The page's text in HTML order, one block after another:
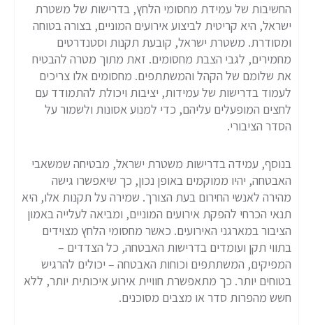
החשיבות של עמידת מחסומי הלחץ, בדרישות של משטרת
ישראל, היא קריטית לביצוע אירועים המוניים, בצורה בטוחה
ומסודרת. משטרת ישראל, קובעת תקנות וסטנדרטים
מחמירים, לגבי הצבת מחסומים. זאת מתוך מטרה להבטיח
את שלומם של הקהל והמשתתפים. מחסומים אלו צריכים
לעמוד בדרישות של עמידות, יציבות ויכולת להתמודד עם
לחצים המופעלים עליהם, כדי למנוע אסונות ולשמור על
הסדר הציבורי.
בנוסף, עמידה בדרישות משטרת ישראל, מבטיחה שמשאבי
האבטחה, יהיו ממוקמים באופן נכון, כך שיאפשרו גישה
מהירה לאנשי החירום בעת הצורך. שמירה על תקנות אלו, היא
תנאי הכרחי להפקת אירועים המוניים, ומביאה לעלייה באמון
הציבור במארגני האירועים. כאשר מחסומי הלחץ מצוידים
בתווי תקן ועומדים בדרישות האבטחה, כל הצדדים –
המפיקים, המשתתפים וכוחות האבטחה – יכולים להרגיש
בטוחים יותר. כך מתאפשרת חוויית אירוע איכותית יותר, ללא
חשש מהפרות סדר או מצבים מסוכנים.